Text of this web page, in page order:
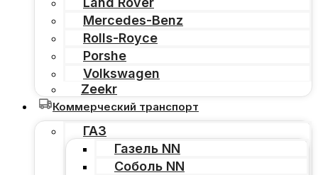
Mercedes-Benz
Rolls-Royce
Porshe
Volkswagen
Zeekr
Коммерческий транспорт
ГАЗ
Газель NN
Соболь NN